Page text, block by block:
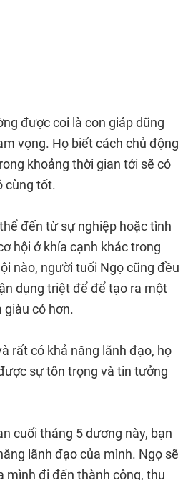
được coi là con giáp dũng
vọng. Họ biết cách chủ động
khoảng thời gian tới sẽ có
cùng tốt.
đến từ sự nghiệp hoặc tình
hội ở khía cạnh khác trong
nào, người tuổi Ngọ cũng đều
dụng triệt để để tạo ra một
giàu có hơn.
rất có khả năng lãnh đạo, họ
sự tôn trọng và tin tưởng
cuối tháng 5 dương này, bạn
lãnh đạo của mình. Ngọ sẽ
mình đi đến thành công, thu